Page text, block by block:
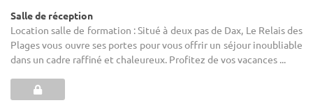
Salle de réception
Location salle de formation : Situé à deux pas de Dax, Le Relais des
Plages vous ouvre ses portes pour vous offrir un séjour inoubliable
dans un cadre raffiné et chaleureux. Profitez de vos vacances ...